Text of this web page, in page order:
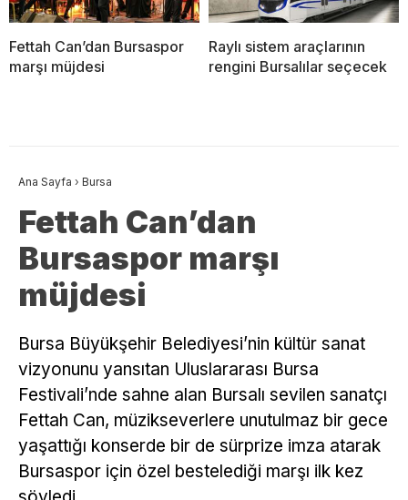
Fettah Can’dan Bursaspor
marşı müjdesi
Raylı sistem araçlarının
rengini Bursalılar seçecek
Ana Sayfa › Bursa
Fettah Can’dan
Bursaspor marşı
müjdesi
Bursa Büyükşehir Belediyesi’nin kültür sanat
vizyonunu yansıtan Uluslararası Bursa
Festivali’nde sahne alan Bursalı sevilen sanatçı
Fettah Can, müzikseverlere unutulmaz bir gece
yaşattığı konserde bir de sürprize imza atarak
Bursaspor için özel bestelediği marşı ilk kez